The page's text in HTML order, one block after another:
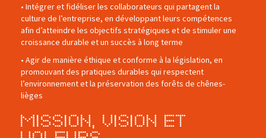
• Intégrer et fidéliser les collaborateurs qui partagent la
culture de l’entreprise, en développant leurs compétences
afin d’atteindre les objectifs stratégiques et de stimuler une
croissance durable et un succès à long terme
• Agir de manière éthique et conforme à la législation, en
promouvant des pratiques durables qui respectent
l’environnement et la préservation des forêts de chênes-
lièges
Mission, Vision et